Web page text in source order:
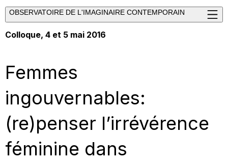
OBSERVATOIRE DE L'IMAGINAIRE CONTEMPORAIN
Colloque, 4 et 5 mai 2016
Femmes
ingouvernables:
(re)penser l’irrévérence
féminine dans